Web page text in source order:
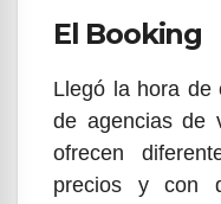
El Booking
Llegó la hora de
de agencias de
ofrecen
precios y con